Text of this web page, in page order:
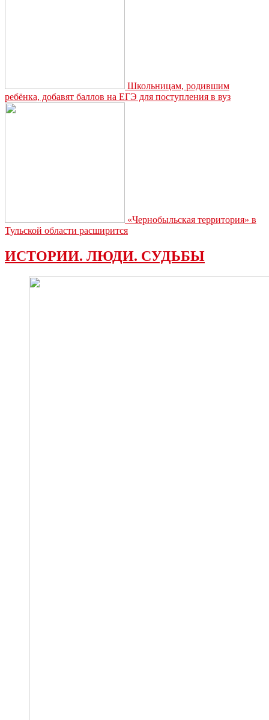
Школьницам, родившим
ребёнка, добавят баллов на ЕГЭ для поступления в вуз
«Чернобыльская территория» в
Тульской области расширится
ИСТОРИИ. ЛЮДИ. СУДЬБЫ